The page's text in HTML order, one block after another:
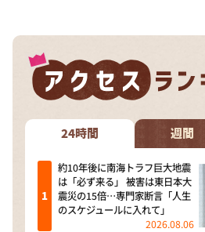
24時間 週間
約10年後に南海トラフ巨大地震
は「必ず来る」 被害は東日本大
震災の15倍…専門家断言「人生
のスケジュールに入れて」
2026.08.06